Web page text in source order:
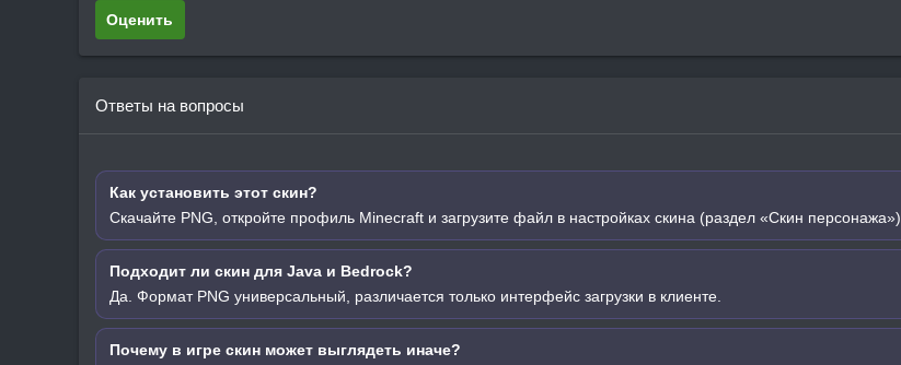
Оценить
Ответы на вопросы
Как установить этот скин?
Скачайте PNG, откройте профиль Minecraft и загрузите файл в настройках скина (раздел «Скин персонажа»).
Подходит ли скин для Java и Bedrock?
Да. Формат PNG универсальный, различается только интерфейс загрузки в клиенте.
Почему в игре скин может выглядеть иначе?